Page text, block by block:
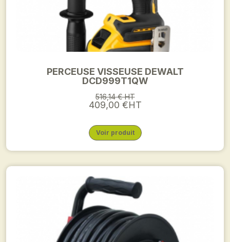
PERCEUSE VISSEUSE DEWALT
DCD999T1QW
516,14 € HT
409,00 €HT
Voir produit